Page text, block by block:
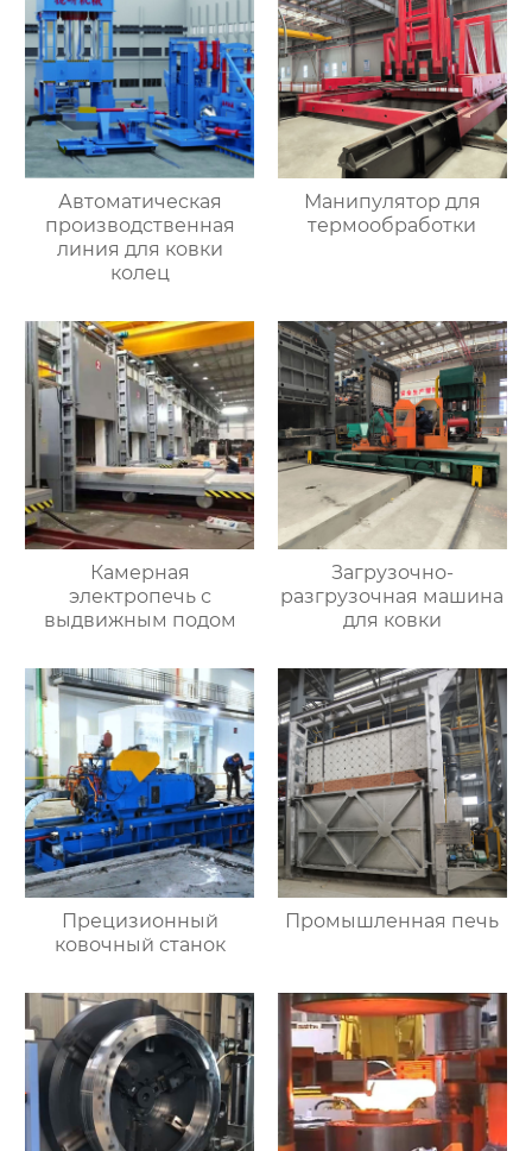
Автоматическая
производственная
линия для ковки
колец
Манипулятор для
термообработки
Камерная
электропечь с
выдвижным подом
Загрузочно-
разгрузочная машина
для ковки
Прецизионный
ковочный станок
Промышленная печь